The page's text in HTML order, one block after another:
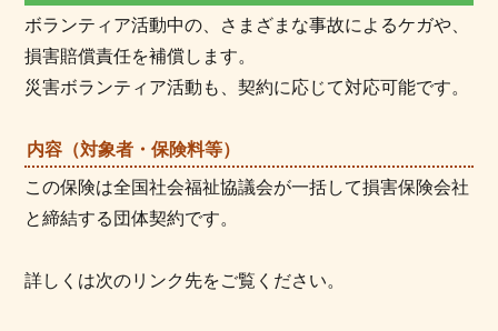
ボランティア活動中の、さまざまな事故によるケガや、
損害賠償責任を補償します。
災害ボランティア活動も、契約に応じて対応可能です。
内容（対象者・保険料等）
この保険は全国社会福祉協議会が一括して損害保険会社
と締結する団体契約です。
詳しくは次のリンク先をご覧ください。